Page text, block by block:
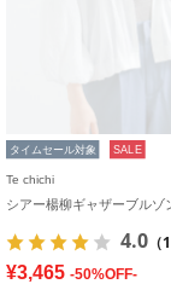
タイムセール対象 SALE
Te chichi
シアー楊柳ギャザーブルゾ
4.0 （
¥3,465 -50%OFF-